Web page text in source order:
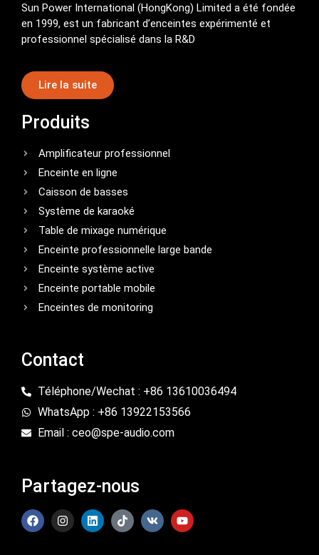
Sun Power International (HongKong) Limited a été fondée
en 1999, est un fabricant d’enceintes expérimenté et
professionnel spécialisé dans la R&D
Lire la suite
Produits
Amplificateur professionnel
Enceinte en ligne
Caisson de basses
Système de karaoké
Table de mixage numérique
Enceinte professionnelle large bande
Enceinte système active
Enceinte portable mobile
Enceintes de monitoring
Contact
Téléphone/Wechat : +86 13610036494
WhatsApp : +86 13922153566
Email : ceo@spe-audio.com
Partagez-nous